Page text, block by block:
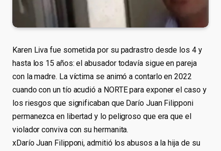
Karen Liva fue sometida por su padrastro desde los 4 y
hasta los 15 años: el abusador todavía sigue en pareja
con la madre. La víctima se animó a contarlo en 2022
cuando con un tío acudió a NORTE para exponer el caso y
los riesgos que significaban que Darío Juan Filipponi
permanezca en libertad y lo peligroso que era que el
violador conviva con su hermanita.
xDarío Juan Filipponi, admitió los abusos a la hija de su